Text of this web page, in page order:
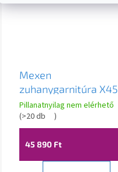
Mexen
zuhanygarnitúra X45
felső fejjel 20x20 cm,
arany, 798454591-50
Pillanatnyilag nem elérhető
(>20 db )
45 890 Ft